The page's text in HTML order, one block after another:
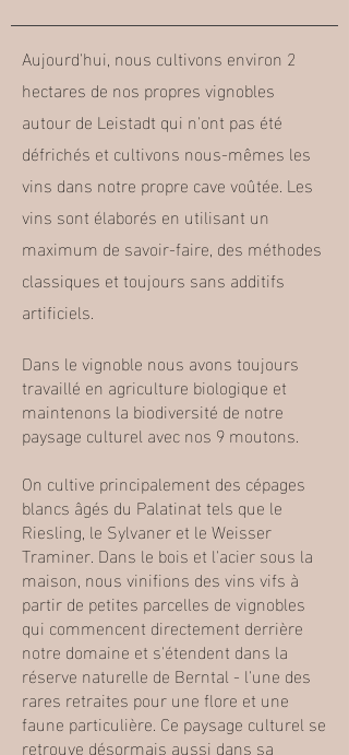
Aujourd'hui, nous cultivons environ 2
hectares de nos propres vignobles
autour de Leistadt qui n'ont pas été
défrichés et cultivons nous-mêmes les
vins dans notre propre cave voûtée. Les
vins sont élaborés en utilisant un
maximum de savoir-faire, des méthodes
classiques et toujours sans additifs
artificiels.
Dans le vignoble nous avons toujours
travaillé en agriculture biologique et
maintenons la biodiversité de notre
paysage culturel avec nos 9 moutons.
On cultive principalement des cépages
blancs âgés du Palatinat tels que le
Riesling, le Sylvaner et le Weisser
Traminer. Dans le bois et l'acier sous la
maison, nous vinifions des vins vifs à
partir de petites parcelles de vignobles
qui commencent directement derrière
notre domaine et s'étendent dans la
réserve naturelle de Berntal - l'une des
rares retraites pour une flore et une
faune particulière. Ce paysage culturel se
retrouve désormais aussi dans sa